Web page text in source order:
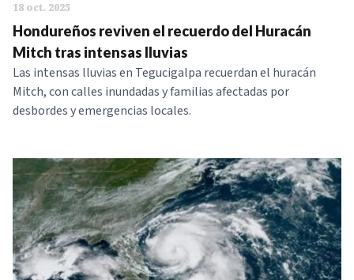
18 oct. 2025
Hondureños reviven el recuerdo del Huracán
Mitch tras intensas lluvias
Las intensas lluvias en Tegucigalpa recuerdan el huracán
Mitch, con calles inundadas y familias afectadas por
desbordes y emergencias locales.